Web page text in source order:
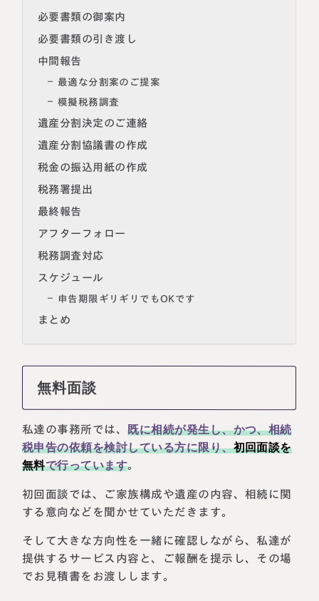
Access
必要書類の御案内
必要書類の引き渡し
中間報告
最適な分割案のご提案
模擬税務調査
遺産分割決定のご連絡
遺産分割協議書の作成
税金の振込用紙の作成
税務署提出
最終報告
アフターフォロー
税務調査対応
スケジュール
申告期限ギリギリでもOKです
まとめ
無料面談
私達の事務所では、既に相続が発生し、かつ、相続
税申告の依頼を検討している方に限り、初回面談を
無料で行っています。
初回面談では、ご家族構成や遺産の内容、相続に関
する意向などを聞かせていただきます。
そして大きな方向性を一緒に確認しながら、私達が
提供するサービス内容と、ご報酬を提示し、その場
でお見積書をお渡しします。